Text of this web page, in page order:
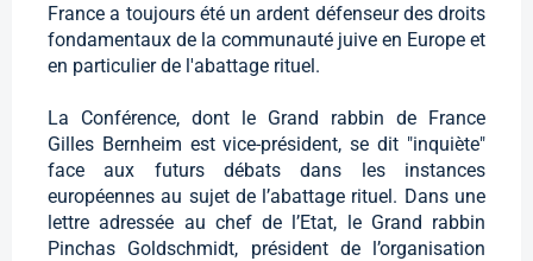
France a toujours été un ardent défenseur des droits
fondamentaux de la communauté juive en Europe et
en particulier de l'abattage rituel.
La Conférence, dont le Grand rabbin de France
Gilles Bernheim est vice-président, se dit "inquiète"
face aux futurs débats dans les instances
européennes au sujet de l’abattage rituel. Dans une
lettre adressée au chef de l’Etat, le Grand rabbin
Pinchas Goldschmidt, président de l’organisation